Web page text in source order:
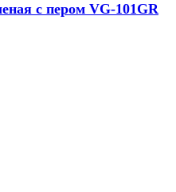
с пером VG-101GR